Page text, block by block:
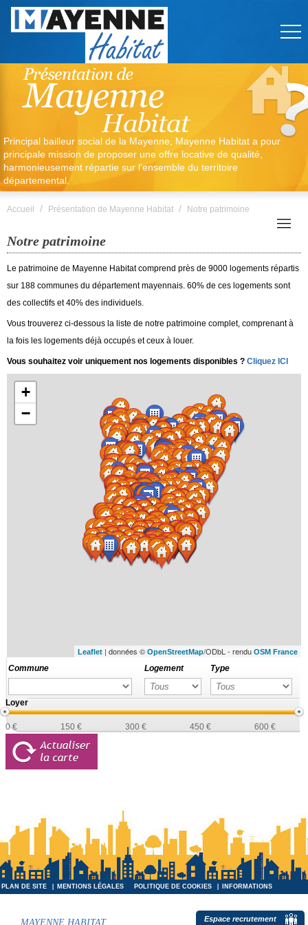
Principal bailleur social de la Mayenne, Mayenne Habitat a pour
principale mission de proposer une offre locative de qualité,
harmonieusement répartie sur l’ensemble du territoire
départemental.
Accueil / Présentation de Mayenne Habitat / Notre patrimoine
Notre patrimoine
Le patrimoine de Mayenne Habitat comprend près de 9000 logements répartis
sur 188 communes du département mayennais. 60% de ces logements sont
des collectifs et 40% des individuels.
Vous trouverez ci-dessous la liste de notre patrimoine complet, comprenant à
la fois les logements déjà occupés et ceux à louer.
Vous souhaitez voir uniquement nos logements disponibles ? Cliquez ICI
+
−
Leaflet | données © OpenStreetMap/ODbL - rendu OSM France
Commune Logement Type
Loyer
0 € 150 € 300 € 450 € 600 €
PLAN DE SITE MENTIONS LÉGALES POLITIQUE DE COOKIES
INFORMATIONS
MAYENNE HABITAT Espace recrutement